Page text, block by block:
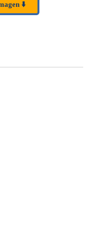
⬇️